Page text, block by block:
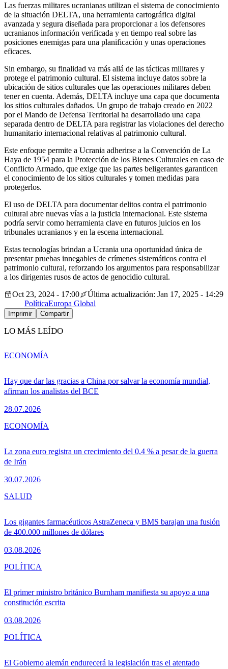
Las fuerzas militares ucranianas utilizan el sistema de conocimiento
de la situación DELTA, una herramienta cartográfica digital
avanzada y segura diseñada para proporcionar a los defensores
ucranianos información verificada y en tiempo real sobre las
posiciones enemigas para una planificación y unas operaciones
eficaces.
Sin embargo, su finalidad va más allá de las tácticas militares y
protege el patrimonio cultural. El sistema incluye datos sobre la
ubicación de sitios culturales que las operaciones militares deben
tener en cuenta. Además, DELTA incluye una capa que documenta
los sitios culturales dañados. Un grupo de trabajo creado en 2022
por el Mando de Defensa Territorial ha desarrollado una capa
separada dentro de DELTA para registrar las violaciones del derecho
humanitario internacional relativas al patrimonio cultural.
Este enfoque permite a Ucrania adherirse a la Convención de La
Haya de 1954 para la Protección de los Bienes Culturales en caso de
Conflicto Armado, que exige que las partes beligerantes garanticen
el conocimiento de los sitios culturales y tomen medidas para
protegerlos.
El uso de DELTA para documentar delitos contra el patrimonio
cultural abre nuevas vías a la justicia internacional. Este sistema
podría servir como herramienta clave en futuros juicios en los
tribunales ucranianos y en la escena internacional.
Estas tecnologías brindan a Ucrania una oportunidad única de
presentar pruebas innegables de crímenes sistemáticos contra el
patrimonio cultural, reforzando los argumentos para responsabilizar
a los dirigentes rusos de actos de genocidio cultural.
Oct 23, 2024 - 17:00
Última actualización: Jan 17, 2025 - 14:29
PolíticaEuropa Global
Imprimir Compartir
LO MÁS LEÍDO
Hay que dar las gracias a China por salvar la economía mundial,
afirman los analistas del BCE
28.07.2026
ECONOMÍA
La zona euro registra un crecimiento del 0,4 % a pesar de la guerra
de Irán
30.07.2026
ECONOMÍA
Los gigantes farmacéuticos AstraZeneca y BMS barajan una fusión
de 400.000 millones de dólares
03.08.2026
SALUD
El primer ministro británico Burnham manifiesta su apoyo a una
constitución escrita
03.08.2026
POLÍTICA
El Gobierno alemán endurecerá la legislación tras el atentado
POLÍTICA